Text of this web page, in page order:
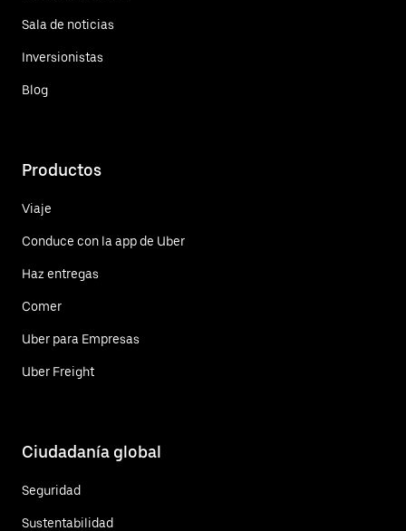
Sala de noticias
Inversionistas
Blog
Productos
Viaje
Conduce con la app de Uber
Haz entregas
Comer
Uber para Empresas
Uber Freight
Ciudadanía global
Seguridad
Sustentabilidad